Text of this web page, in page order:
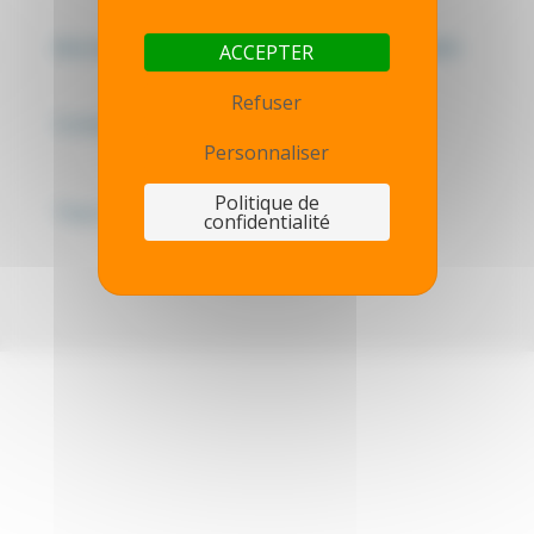
Mentions légales - Politique de confidentialité
ACCEPTER
Refuser
Personnaliser
Politique de
confidentialité